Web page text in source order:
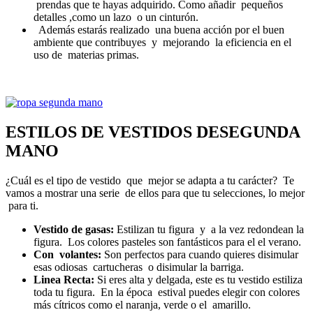
prendas que te hayas adquirido. Como añadir pequeños
detalles ,como un lazo o un cinturón.
Además estarás realizado una buena acción por el buen
ambiente que contribuyes y mejorando la eficiencia en el
uso de materias primas.
ESTILOS DE VESTIDOS DESEGUNDA
MANO
¿Cuál es el tipo de vestido que mejor se adapta a tu carácter? Te
vamos a mostrar una serie de ellos para que tu selecciones, lo mejor
para ti.
Vestido de gasas: Estilizan tu figura y a la vez redondean la
figura. Los colores pasteles son fantásticos para el el verano.
Con volantes: Son perfectos para cuando quieres disimular
esas odiosas cartucheras o disimular la barriga.
Linea Recta: Si eres alta y delgada, este es tu vestido estiliza
toda tu figura. En la época estival puedes elegir con colores
más cítricos como el naranja, verde o el amarillo.